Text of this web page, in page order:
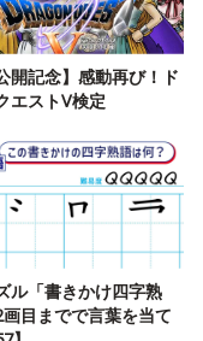
開記念】感動再び！ド
エストV検定
ル「書きかけ四字熟
目までで言葉を当て